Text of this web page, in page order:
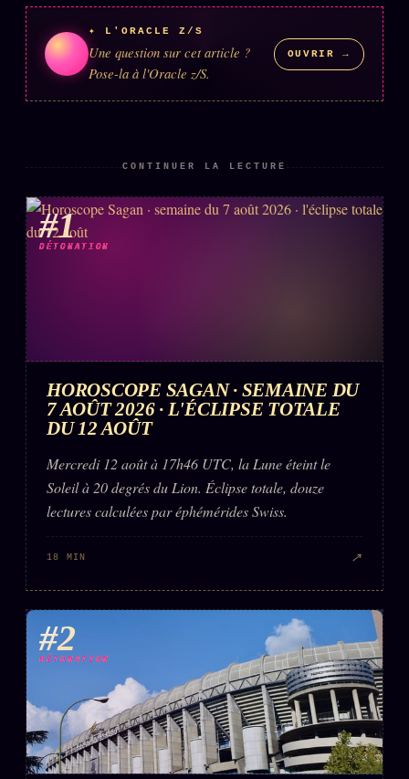
ÉDITORIAL ÉQUIPE + AUTEURS
À propos
Auteurs
Personas
Charte éditoriale
Studios
Words Radio
PRATIQUE + LÉGAL
Récents
À la une
Recherche ⌕
Tous les tags
Soumettre un tip
Nous écrire
Presse
✦ L'ORACLE Z/S
Une question sur cet article ?
Pose-la à l'Oracle z/S.
OUVRIR →
CONTINUER LA LECTURE
#1
DÉTONATION
HOROSCOPE SAGAN · SEMAINE DU
7 AOÛT 2026 · L'ÉCLIPSE TOTALE
DU 12 AOÛT
Mercredi 12 août à 17h46 UTC, la Lune éteint le
Soleil à 20 degrés du Lion. Éclipse totale, douze
lectures calculées par éphémérides Swiss.
18 MIN ↗
#2
DÉTONATION